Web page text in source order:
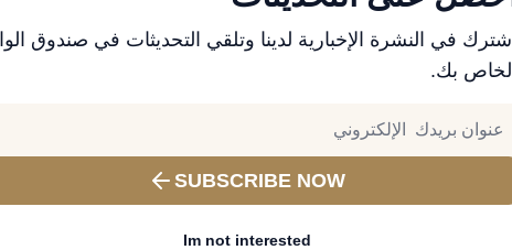
اشترك في النشرة الإخبارية لدينا وتلقي التحديثات في صندوق
الخاص بك.
SUBSCRIBE NOW
Im not interested